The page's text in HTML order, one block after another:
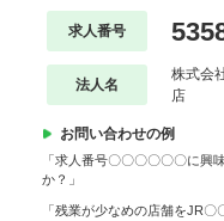
求人番号
法人名
株式会
店
お問い合わせの例
「求人番号〇〇〇〇〇〇に興
か？」
「残業が少なめの店舗をJR